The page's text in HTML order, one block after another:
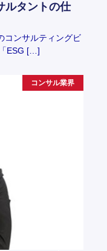
ルタントの仕
コンサルティングビ
ESG […]
コンサル業界